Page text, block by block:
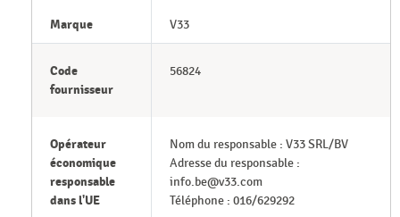
Marque V33
Code
fournisseur
56824
Opérateur
économique
responsable
dans l'UE
Nom du responsable : V33 SRL/BV
Adresse du responsable :
info.be@v33.com
Téléphone : 016/629292